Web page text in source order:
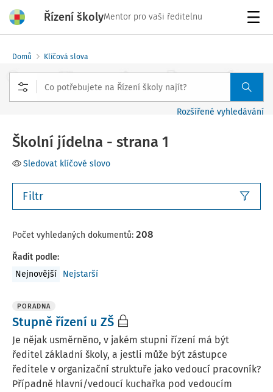
Řízení školyMentor pro vaši ředitelnu
Domů Klíčová slova
Rozšířené vyhledávání
Školní jídelna - strana 1
Sledovat klíčové slovo
Filtr
Počet vyhledaných dokumentů: 208
Řadit podle:
Nejnovější
Nejstarší
PORADNA
Stupně řízení u ZŠ
Je nějak usměrněno, v jakém stupni řízení má být
ředitel základní školy, a jestli může být zástupce
ředitele v organizační struktuře jako vedoucí pracovník?
Případně hlavní/vedoucí kuchařka pod vedoucím